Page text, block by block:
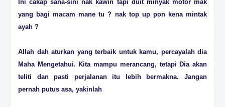
Ini cakap sana-sini nak kawin tapi duit minyak motor mak
yang bagi macam mane tu ? nak top up pon kena mintak
ayah ?
Allah dah aturkan yang terbaik untuk kamu, percayalah dia
Maha Mengetahui. Kita mampu merancang, tetapi Dia akan
teliti dan pasti perjalanan itu lebih bermakna. Jangan
pernah putus asa, yakinlah